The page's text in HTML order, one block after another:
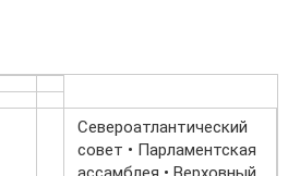
Североатлантический
совет • Парламентская